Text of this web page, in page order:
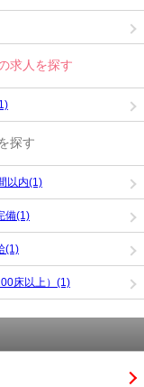
求人を探す
探す
以内(1)
備(1)
(1)
床以上）(1)